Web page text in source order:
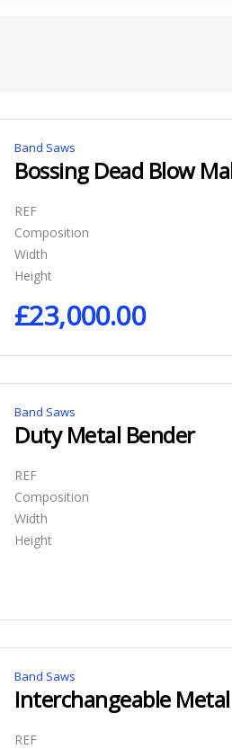
Band Saws
Bossing Dead Blow
REF
Composition
Width
Height
£23,000.00
Band Saws
Duty Metal Bender
REF
Composition
Width
Height
Band Saws
Interchangeable
REF